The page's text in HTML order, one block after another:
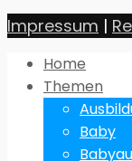
Impressum |
Home
Themen
Baby